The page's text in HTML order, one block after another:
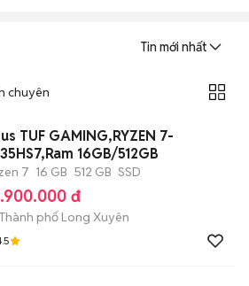
Tin mới nhất
chuyên
TUF GAMING,RYZEN 7-
16GB/512GB
7 16 GB 512 GB SSD
đ
Thành phố Long Xuyên